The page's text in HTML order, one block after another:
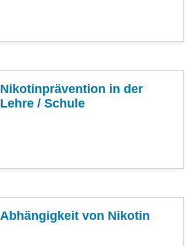
Nikotinprävention in der
Lehre / Schule
Abhängigkeit von Nikotin